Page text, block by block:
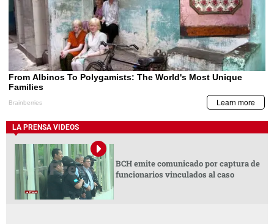
LA PRENSA VIDEOS
BCH emite comunicado por captura de
funcionarios vinculados al caso